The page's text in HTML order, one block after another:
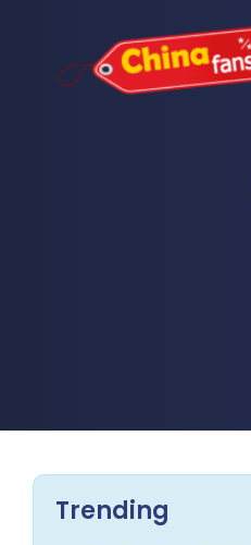
Trending